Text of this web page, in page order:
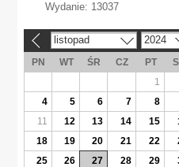
Wydanie: 13037
listopad 2024
PN WT ŚR CZ PT
1
4
5 6 7 8
11
12 13 14 15
18
19 20 21 22
25
26 27 28 29